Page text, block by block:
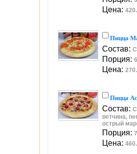
Цена:
Пицца
Состав:
Порция:
Цена:
Пицца
Состав:
ветчина,
острый
Порция:
Цена: